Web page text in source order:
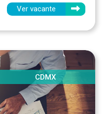
Ver vacante
CDMX